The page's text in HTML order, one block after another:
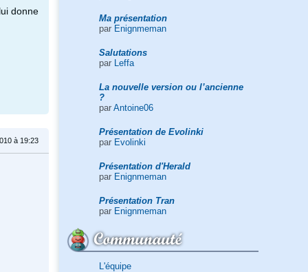
Ma présentation
par Enignmeman
Salutations
par
Leffa
La nouvelle version ou l’ancienne
?
par Antoine06
Présentation de Evolinki
par Evolinki
Présentation d'Herald
par Enignmeman
Présentation Tran
par Enignmeman
Communauté
L'équipe
donne
à 19:23